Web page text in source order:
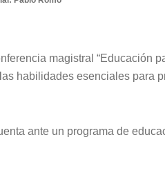
magistral “Educación
habilidades esenciales para
ante un programa de